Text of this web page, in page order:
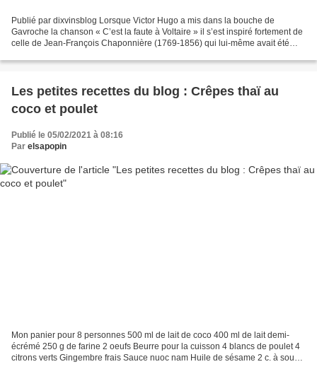
Publié par dixvinsblog Lorsque Victor Hugo a mis dans la bouche de
Gavroche la chanson « C’est la faute à Voltaire » il s’est inspiré fortement de
celle de Jean-François Chaponnière (1769-1856) qui lui-même avait été
Les petites recettes du blog : Crêpes thaï au
coco et poulet
Publié le 05/02/2021 à 08:16
Par elsapopin
Mon panier pour 8 personnes 500 ml de lait de coco 400 ml de lait demi-
écrémé 250 g de farine 2 oeufs Beurre pour la cuisson 4 blancs de poulet 4
citrons verts Gingembre frais Sauce nuoc nam Huile de sésame 2 c. à soupe